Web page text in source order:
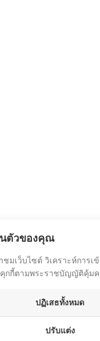
นตัวของคุณ
มเว็บไซต์ วิเคราะห์การ
กกี้ตามพระราชบัญญัติคุ้ม
ปฏิเสธทั้งหมด
ปรับแต่ง